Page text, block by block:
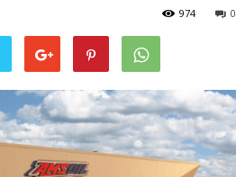
0
974